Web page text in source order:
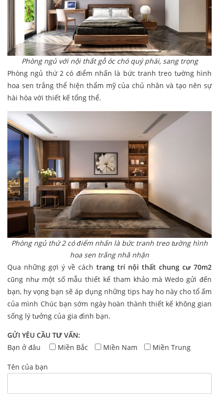
Phòng ngủ với nội thất gỗ óc chó quý phái, sang trọng
Phòng ngủ thứ 2 có điểm nhấn là bức tranh treo tường hình
hoa sen trắng thể hiện thẩm mỹ của chủ nhân và tạo nên sự
hài hòa với thiết kế tổng thể.
Phòng ngủ thứ 2 có điểm nhấn là bức tranh treo tường hình
hoa sen trắng nhã nhặn
Qua những gợi ý về cách trang trí nội thất chung cư 70m2
cũng như một số mẫu thiết kế tham khảo mà Wedo gửi đến
bạn, hy vọng bạn sẽ áp dụng những tips hay ho này cho tổ ấm
của mình Chúc bạn sớm ngày hoàn thành thiết kế không gian
sống lý tưởng của gia đình bạn.
GỬI YÊU CẦU TƯ VẤN:
Bạn ở đâu
Miền Bắc Miền Nam Miền Trung
Tên của bạn